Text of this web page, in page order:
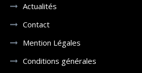
Actualités
Contact
Mention Légales
Conditions générales